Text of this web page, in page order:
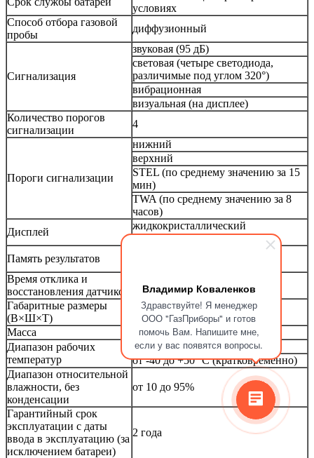
Владимир Коваленков
Здравствуйте! Я менеджер
ООО "ГазПриборы" и готов
помочь Вам. Напишите мне,
если у вас появятся вопросы.
условиях
Способ отбора газовой
пробы
диффузионный
Сигнализация
звуковая (95 дБ)
световая (четыре светодиода,
различимые под углом 320°)
вибрационная
визуальная (на дисплее)
Количество порогов
сигнализации
4
Пороги сигнализации
нижний
верхний
STEL (по среднему значению за 15
мин)
TWA (по среднему значению за 8
часов)
Дисплей
жидкокристаллический
графический, с подсветкой
Память результатов
встроенная (журнал событий
Время отклика и
восстановления датчиков
не более 15 сек
Габаритные размеры
(В×Ш×Т)
81×51×23 мм
Масса
120 г
Диапазон рабочих
температур
от -20 до +50 °С
от -40 до +50 °С (кратковременно)
Диапазон относительной
влажности, без
конденсации
от 10 до 95%
Гарантийный срок
эксплуатации с даты
ввода в эксплуатацию (за
исключением батареи)
2 года